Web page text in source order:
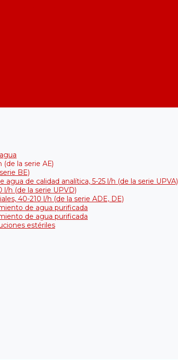
(de la serie АЕ)
BE)
de calidad analítica, 5-25 l/h (de la serie UPVA)
l/h (de la serie UPVD)
40-210 l/h (de la serie АDE, DE)
de agua purificada
de agua purificada
estériles